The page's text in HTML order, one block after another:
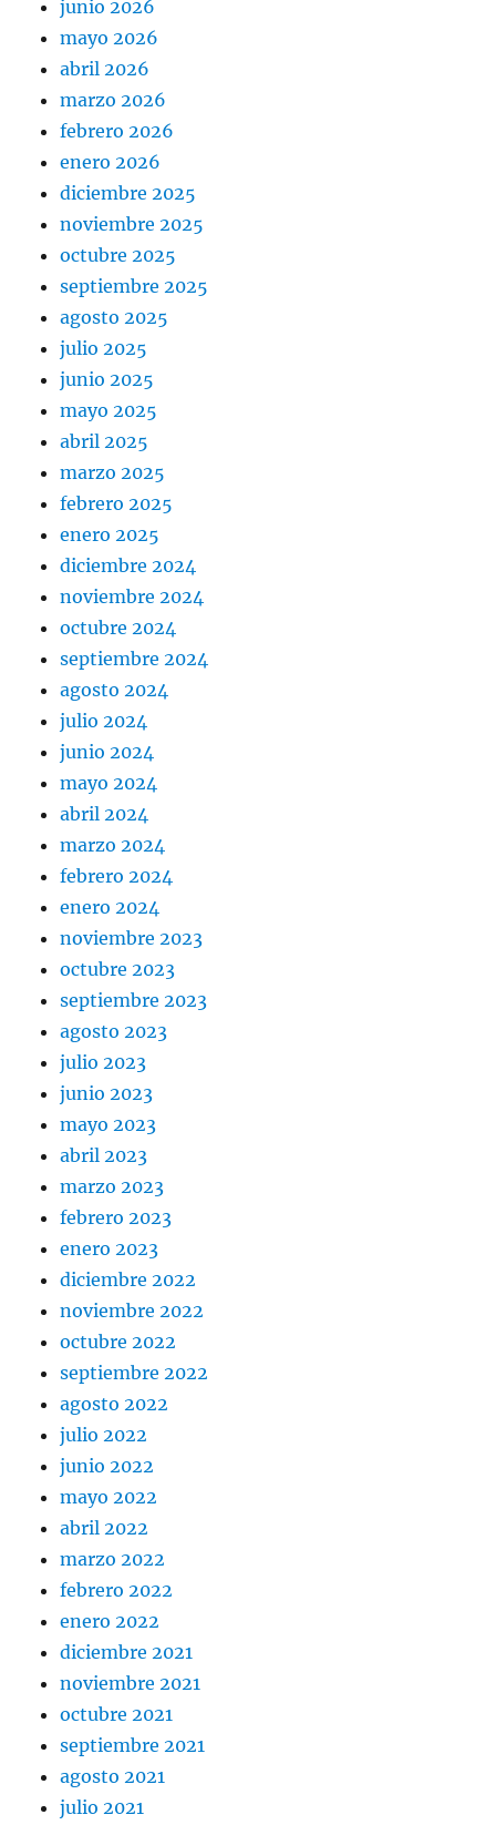
junio 2026
mayo 2026
abril 2026
marzo 2026
febrero 2026
enero 2026
diciembre 2025
noviembre 2025
octubre 2025
septiembre 2025
agosto 2025
julio 2025
junio 2025
mayo 2025
abril 2025
marzo 2025
febrero 2025
enero 2025
diciembre 2024
noviembre 2024
octubre 2024
septiembre 2024
agosto 2024
julio 2024
junio 2024
mayo 2024
abril 2024
marzo 2024
febrero 2024
enero 2024
noviembre 2023
octubre 2023
septiembre 2023
agosto 2023
julio 2023
junio 2023
mayo 2023
abril 2023
marzo 2023
febrero 2023
enero 2023
diciembre 2022
noviembre 2022
octubre 2022
septiembre 2022
agosto 2022
julio 2022
junio 2022
mayo 2022
abril 2022
marzo 2022
febrero 2022
enero 2022
diciembre 2021
noviembre 2021
octubre 2021
septiembre 2021
agosto 2021
julio 2021